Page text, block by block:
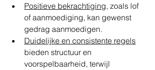
Positieve bekrachtiging, zoals lof
of aanmoediging, kan gewenst
gedrag aanmoedigen.
Duidelijke en consistente regels
bieden structuur en
voorspelbaarheid, terwijl